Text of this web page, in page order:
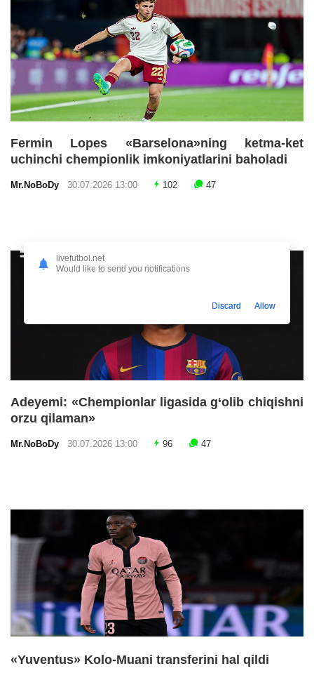
Fermin Lopes «Barselona»ning ketma-ket
uchinchi chempionlik imkoniyatlarini baholadi
Mr.NoBoDy 30.07.2026 13:00 102 47
Adeyemi: «Chempionlar ligasida g‘olib chiqishni
orzu qilaman»
Mr.NoBoDy 30.07.2026 13:00 96 47
«Yuventus» Kolo-Muani transferini hal qildi
livefutbol.net
Would like to send you notifications
Discard Allow